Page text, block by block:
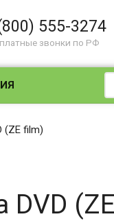
555-3274
звонки по РФ
(ZE film)
DVD